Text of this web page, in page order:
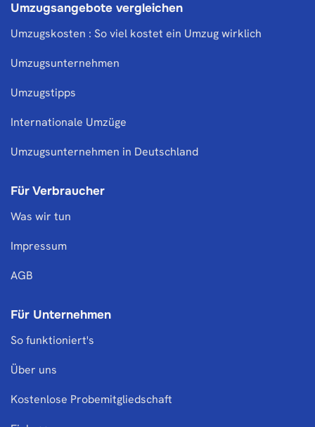
Umzugsangebote vergleichen
Umzugskosten : So viel kostet ein Umzug wirklich
Umzugsunternehmen
Umzugstipps
Internationale Umzüge
Umzugsunternehmen in Deutschland
Für Verbraucher
Was wir tun
Impressum
AGB
Für Unternehmen
So funktioniert's
Über uns
Kostenlose Probemitgliedschaft